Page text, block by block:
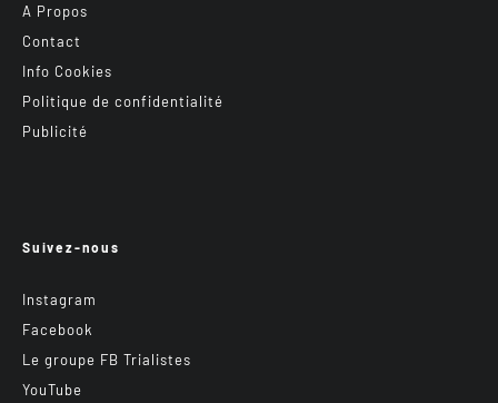
A Propos
Contact
Info Cookies
Politique de confidentialité
Publicité
Suivez-nous
Instagram
Facebook
Le groupe FB Trialistes
YouTube